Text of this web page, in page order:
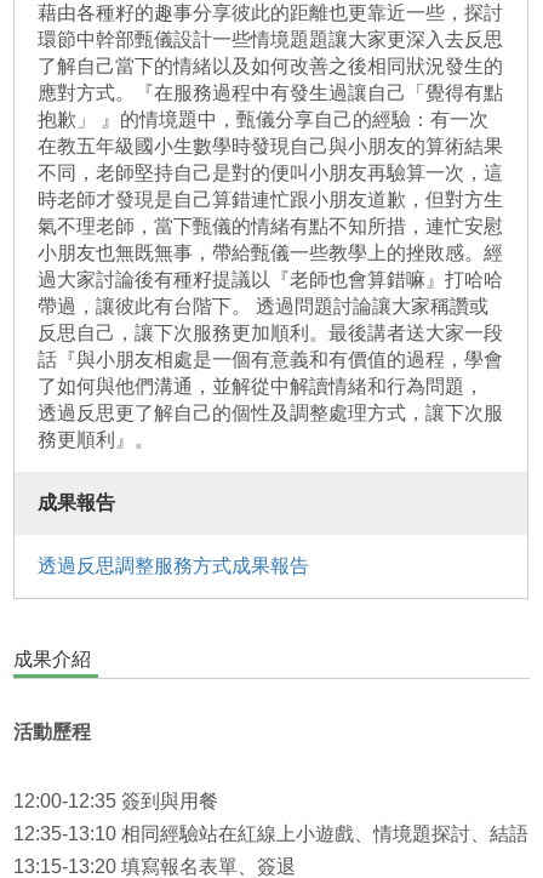
藉由各種籽的趣事分享彼此的距離也更靠近一些，探討
環節中幹部甄儀設計一些情境題題讓大家更深入去反思
了解自己當下的情緒以及如何改善之後相同狀況發生的
應對方式。『在服務過程中有發生過讓自己「覺得有點
抱歉」 』的情境題中，甄儀分享自己的經驗：有一次
在教五年級國小生數學時發現自己與小朋友的算術結果
不同，老師堅持自己是對的便叫小朋友再驗算一次，這
時老師才發現是自己算錯連忙跟小朋友道歉，但對方生
氣不理老師，當下甄儀的情緒有點不知所措，連忙安慰
小朋友也無既無事，帶給甄儀一些教學上的挫敗感。經
過大家討論後有種籽提議以『老師也會算錯嘛』打哈哈
帶過，讓彼此有台階下。 透過問題討論讓大家稱讚或
反思自己，讓下次服務更加順利。最後講者送大家一段
話『與小朋友相處是一個有意義和有價值的過程，學會
了如何與他們溝通，並解從中解讀情緒和行為問題，
透過反思更了解自己的個性及調整處理方式，讓下次服
務更順利』。
成果報告
透過反思調整服務方式成果報告
成果介紹
活動歷程
12:00-12:35 簽到與用餐
12:35-13:10 相同經驗站在紅線上小遊戲、情境題探討、結語
13:15-13:20 填寫報名表單、簽退